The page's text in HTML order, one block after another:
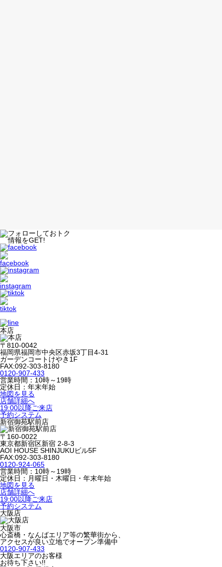
本店
〒810-0042
福岡県福岡市中央区赤坂3丁目4-31
ガーデンコートけやき1F
FAX:092-303-8180
0120-907-433
営業時間：10時～19時
定休日：年末年始
地図を見る
店舗詳細へ
19:00以降ご来店
予約システム
新宿御苑駅前店
〒160-0022
東京都新宿区新宿 2-8-3
AOI HOUSE SHINJUKUビル5F
FAX:092-303-8180
0120-924-065
営業時間：10時～19時
定休日：月曜日・木曜日・年末年始
地図を見る
店舗詳細へ
19:00以降ご来店
予約システム
大阪店
大阪市
心斎橋・なんばエリア等の繁華街から、
アクセスが良い立地でオープン準備中
0120-907-433
大阪エリアのお客様
お待ち下さい!!